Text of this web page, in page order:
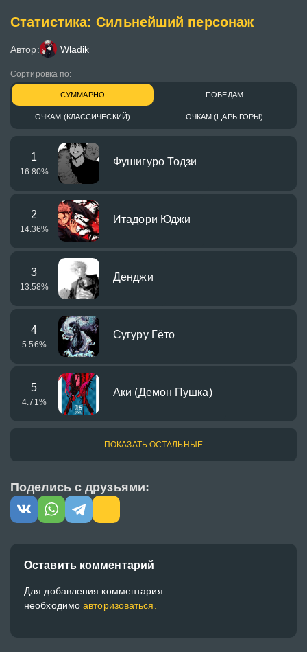
Статистика: Сильнейший персонаж
Автор: Wladik
Сортировка по:
СУММАРНО ПОБЕДАМ
ОЧКАМ (КЛАССИЧЕСКИЙ) ОЧКАМ (ЦАРЬ ГОРЫ)
1
16.80%
Фушигуро Тодзи
2
14.36%
Итадори Юджи
3
13.58%
Денджи
4
5.56%
Сугуру Гёто
5
4.71%
Аки (Демон Пушка)
ПОКАЗАТЬ ОСТАЛЬНЫЕ
Поделись с друзьями:
Оставить комментарий
Для добавления комментария
необходимоавторизоваться.